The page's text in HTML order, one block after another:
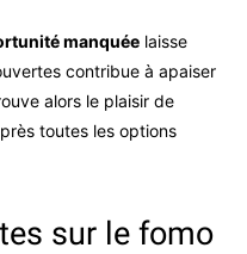
manquée laisse
contribue à apaiser
alors le plaisir de
toutes les options
sur le fomo